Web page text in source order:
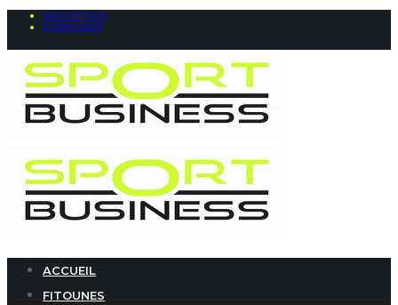
INSCRIPTION
CONNEXION
ACCUEIL
FITOUNES